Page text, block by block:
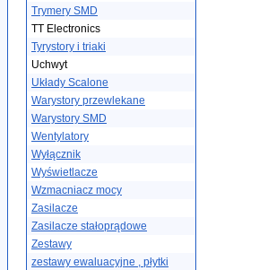
Trymery SMD
TT Electronics
Tyrystory i triaki
Uchwyt
Układy Scalone
Warystory przewlekane
Warystory SMD
Wentylatory
Wyłącznik
Wyświetlacze
Wzmacniacz mocy
Zasilacze
Zasilacze stałoprądowe
Zestawy
zestawy ewaluacyjne , płytki